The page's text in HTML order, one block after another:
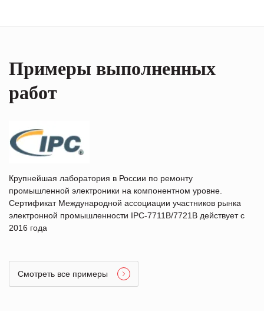
Примеры выполненных
работ
Крупнейшая лаборатория в России по ремонту
промышленной электроники на компонентном уровне.
Сертификат Международной ассоциации участников рынка
электронной промышленности IPC-7711B/7721B действует с
2016 года
Смотреть все примеры